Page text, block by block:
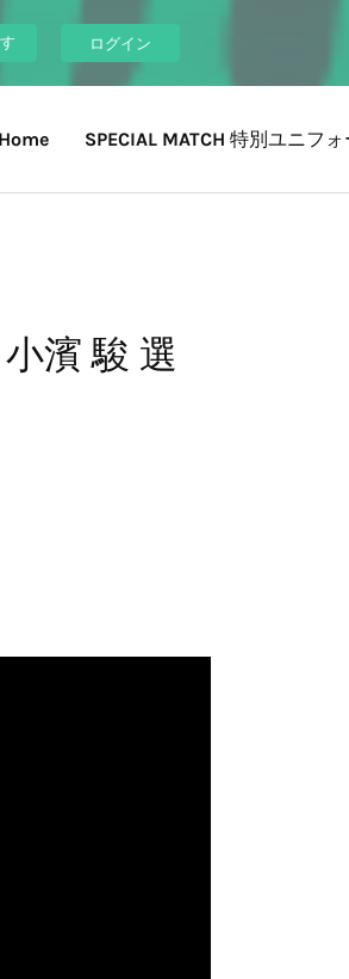
ログイン
Home SPECIAL MATCH 特別ユニフ
濱 駿 選